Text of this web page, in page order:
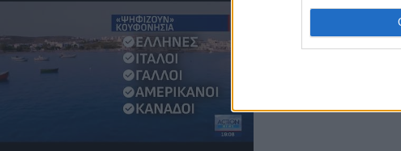
Πριν από τη δόξα,
πατέρας που